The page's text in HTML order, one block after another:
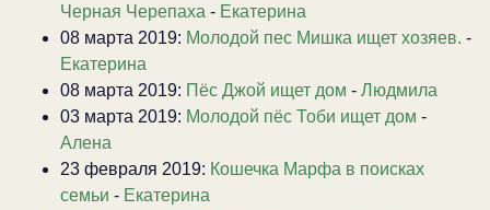
Черная Черепаха - Екатерина
08 марта 2019: Молодой пес Мишка ищет хозяев. -
Екатерина
08 марта 2019: Пёс Джой ищет дом - Людмила
03 марта 2019: Молодой пёс Тоби ищет дом -
Алена
23 февраля 2019: Кошечка Марфа в поисках
семьи - Екатерина